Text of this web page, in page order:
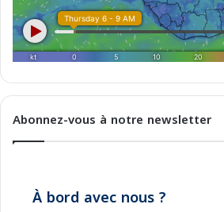
Abonnez-vous à notre newsletter
À bord avec nous ?